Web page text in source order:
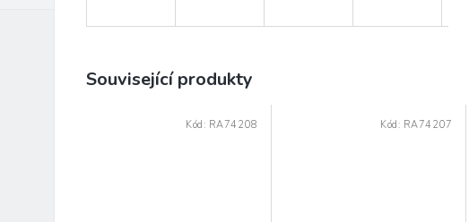
Související produkty
Kód: RA74208 Kód: RA74207